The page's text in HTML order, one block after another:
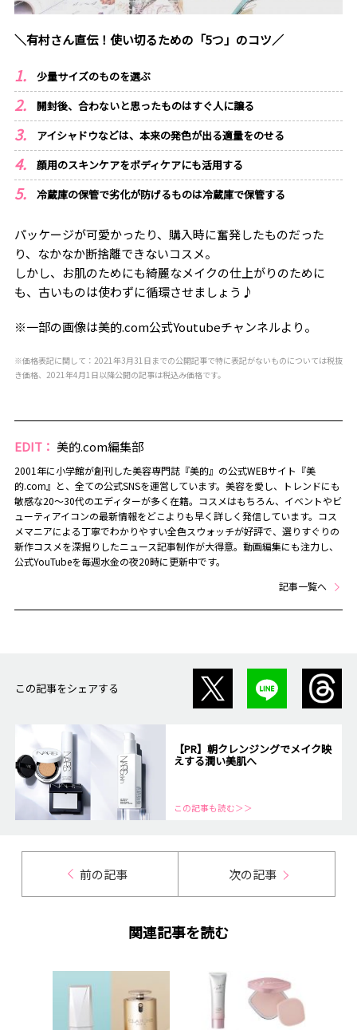
＼有村さん直伝！使い切るための「5つ」のコツ／
少量サイズのものを選ぶ
開封後、合わないと思ったものはすぐ人に譲る
アイシャドウなどは、本来の発色が出る適量をのせる
顔用のスキンケアをボディケアにも活用する
冷蔵庫の保管で劣化が防げるものは冷蔵庫で保管する
パッケージが可愛かったり、購入時に奮発したものだった
り、なかなか断捨離できないコスメ。
しかし、お肌のためにも綺麗なメイクの仕上がりのために
も、古いものは使わずに循環させましょう♪
※一部の画像は美的.com公式Youtubeチャンネルより。
※価格表記に関して：2021年3月31日までの公開記事で特に表記がないものについては税抜
き価格、2021年4月1日以降公開の記事は税込み価格です。
EDIT： 美的.com編集部
2001年に小学館が創刊した美容専門誌『美的』の公式WEBサイト『美
的.com』と、全ての公式SNSを運営しています。美容を愛し、トレンドにも
敏感な20～30代のエディターが多く在籍。コスメはもちろん、イベントやビ
ューティアイコンの最新情報をどこよりも早く詳しく発信しています。コス
メマニアによる丁寧でわかりやすい全色スウォッチが好評で、選りすぐりの
新作コスメを深掘りしたニュース記事制作が大得意。動画編集にも注力し、
公式YouTubeを毎週水金の夜20時に更新中です。
記事一覧へ
この記事をシェアする
【PR】朝クレンジングでメイク映
えする潤い美肌へ
この記事も読む＞＞
前の記事 次の記事
関連記事を読む